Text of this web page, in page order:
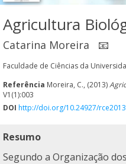
Agricultura
Catarina Moreira 📧
Faculdade de Ciências da
Referência Moreira, C., (2013)
V1(1):003
DOI http://doi.org/10.24927/
Resumo
Segundo a Organização